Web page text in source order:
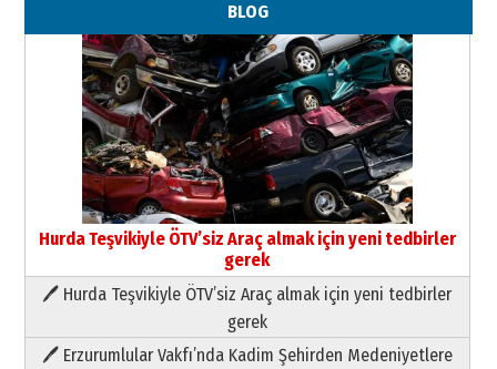
BLOG
Hurda Teşvikiyle ÖTV’siz Araç almak için yeni tedbirler
gerek
🖊 Hurda Teşvikiyle ÖTV’siz Araç almak için yeni tedbirler
gerek
🖊 Erzurumlular Vakfı’nda Kadim Şehirden Medeniyetlere
Paranın Aile Kültüründeki Yeri
03 Ağustos 2026 Pazartesi